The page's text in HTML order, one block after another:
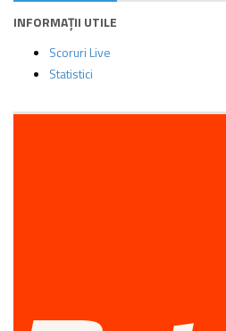
INFORMAȚII UTILE
Scoruri Live
Statistici